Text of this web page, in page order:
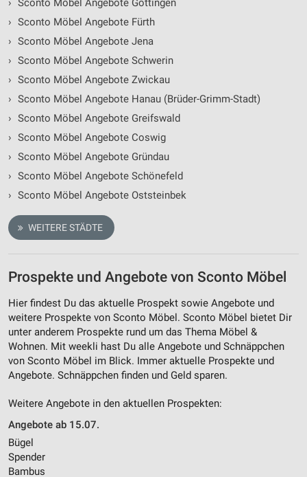
› Sconto Möbel Angebote Göttingen
› Sconto Möbel Angebote Fürth
› Sconto Möbel Angebote Jena
› Sconto Möbel Angebote Schwerin
› Sconto Möbel Angebote Zwickau
› Sconto Möbel Angebote Hanau (Brüder-Grimm-Stadt)
› Sconto Möbel Angebote Greifswald
› Sconto Möbel Angebote Coswig
› Sconto Möbel Angebote Gründau
› Sconto Möbel Angebote Schönefeld
› Sconto Möbel Angebote Oststeinbek
WEITERE STÄDTE
Prospekte und Angebote von Sconto Möbel
Hier findest Du das aktuelle Prospekt sowie Angebote und
weitere Prospekte von Sconto Möbel. Sconto Möbel bietet Dir
unter anderem Prospekte rund um das Thema Möbel &
Wohnen. Mit weekli hast Du alle Angebote und Schnäppchen
von Sconto Möbel im Blick. Immer aktuelle Prospekte und
Angebote. Schnäppchen finden und Geld sparen.
Weitere Angebote in den aktuellen Prospekten:
Angebote ab 15.07.
Bügel
Spender
Bambus